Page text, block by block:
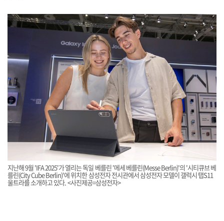
지난해 9월 'IFA 2025'가 열리는 독일 베를린 '메세 베를린(Messe Berlin)'의 '시티큐브 베
를린(City Cube Berlin)'에 위치한 삼성전자 전시관에서 삼성전자 모델이 갤럭시 탭S11
울트라를 소개하고 있다. <사진제공=삼성전자>